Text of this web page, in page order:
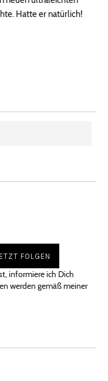
Hatte er natürlich!
informiere ich Dich
werden gemäß meiner